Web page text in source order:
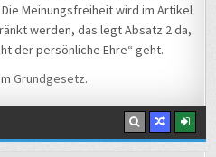
Meinungsfreiheit wird im Artikel
werden, das legt Absatz 2 da,
der persönliche Ehre“ geht.
Grundgesetz.